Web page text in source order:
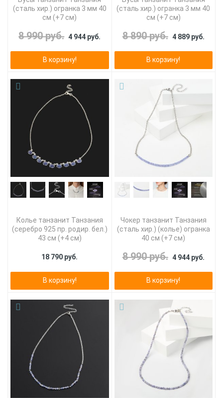
(сталь хир.) огранка 3 мм 40
см (+7 см)
8 990 руб. 4 944 руб.
В корзину!
(сталь хир.) огранка 3 мм 40
см (+7 см)
8 890 руб. 4 889 руб.
В корзину!
Колье танзанит Танзания
(серебро 925 пр. родир. бел.)
43 см (+4 см)
18 790 руб.
В корзину!
Чокер танзанит Танзания
(сталь хир.) (колье) огранка
40 см (+7 см)
8 990 руб. 4 944 руб.
В корзину!